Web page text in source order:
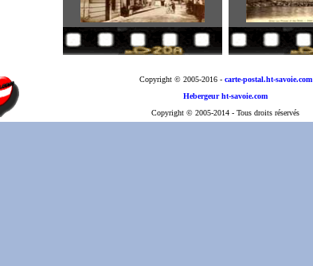
Copyright © 2005-2016- carte-postal.ht-savoie.com
Hebergeur ht-savoie.com
Copyright © 2005-2014 - Tous droits réservés